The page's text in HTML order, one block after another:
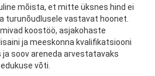
mõista, et mitte üksnes hind ei
turunõudlusele vastavat hoonet.
koostöö, asjakohaste
ja meeskonna kvalifikatsiooni
ja soov areneda arvestatavaks
võti.